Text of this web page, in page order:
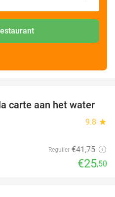
39%
carte aan het water
9.8 star
Regulier €41,75
€25,50